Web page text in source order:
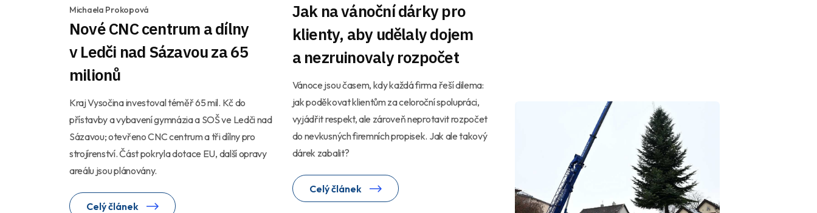
Michaela Prokopová
Nové CNC centrum a dílny
v Ledči nad Sázavou za 65
milionů
Kraj Vysočina investoval téměř 65 mil. Kč do
přístavby a vybavení gymnázia a SOŠ ve Ledči nad
Sázavou; otevřeno CNC centrum a tři dílny pro
strojírenství. Část pokryla dotace EU, další opravy
areálu jsou plánovány.
Celý článek
Jak na vánoční dárky pro
klienty, aby udělaly dojem
a nezruinovaly rozpočet
Vánoce jsou časem, kdy každá firma řeší dilema:
jak poděkovat klientům za celoroční spolupráci,
vyjádřit respekt, ale zároveň neprotavit rozpočet
do nevkusných firemních propisek. Jak ale takový
dárek zabalit?
Celý článek